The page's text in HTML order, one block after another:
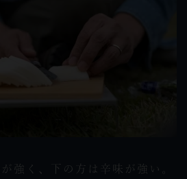
強く、下の方は辛味が強い。